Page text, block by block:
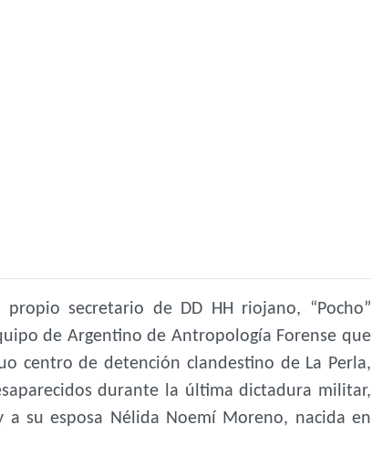
secretario de DD HH riojano, “Pocho”
de Argentino de Antropología Forense que
centro de detención clandestino de La Perla,
durante la última dictadura militar,
a su esposa Nélida Noemí Moreno, nacida en